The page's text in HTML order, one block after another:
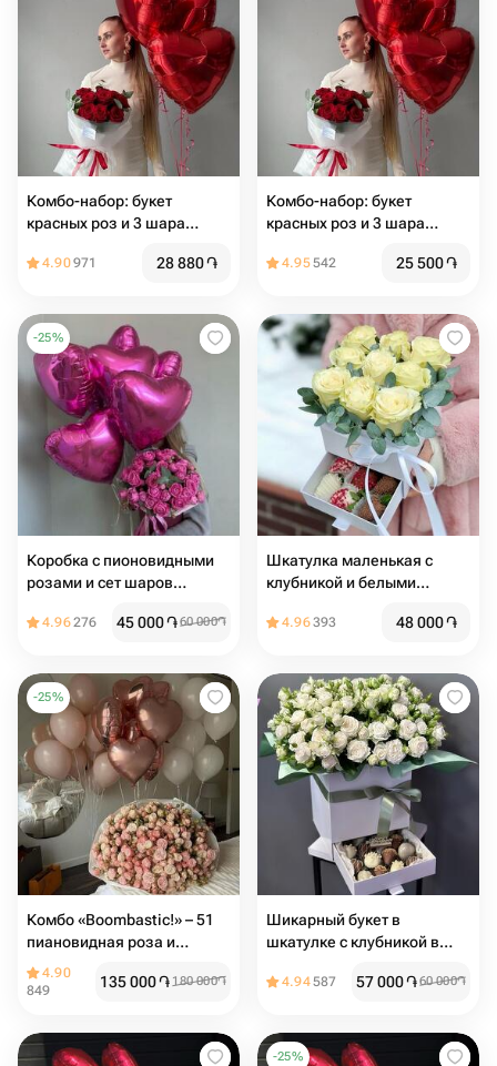
Комбо-набор: букет
красных роз и 3 шара
4.90971 28 880֏
Комбо-набор: букет
красных роз и 3 шара
4.95542 25 500֏
-25%
Коробка с пионовидными
розами и сет шаров
4.96276 45 000֏60 000֏
Шкатулка маленькая с
клубникой и белыми
4.96393 48 000֏
-25%
Комбо «Boombastic!» – 51
пиановидная роза и
воздушные шары
4.90
849
135 000֏ 180 000֏
Шикарный букет в
шкатулке с клубникой в
4.94587 57 000֏60 000֏
-25%